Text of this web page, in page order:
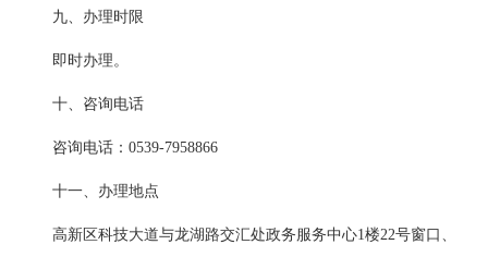
九、办理时限
即时办理。
十、咨询电话
咨询电话：0539-7958866
十一、办理地点
高新区科技大道与龙湖路交汇处政务服务中心1楼22号窗口、